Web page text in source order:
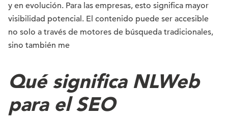
y en evolución. Para las empresas, esto significa mayor
visibilidad potencial. El contenido puede ser accesible
no solo a través de motores de búsqueda tradicionales,
sino también me
Qué significa NLWeb
para el SEO